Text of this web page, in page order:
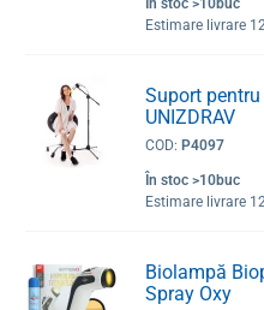
În stoc >10buc
Estimare livrare
Suport
UNIZDRAV
COD: P4097
În stoc >10buc
Estimare livrare
Biolampă
Spray Oxy